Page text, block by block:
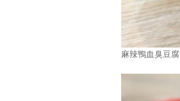
麻辣鴨血臭豆腐